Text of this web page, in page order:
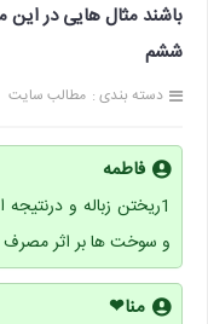
ششم
دسته بندی : مطالب سایت
فاطمه
و سوخت ها بر اثر
منا❤